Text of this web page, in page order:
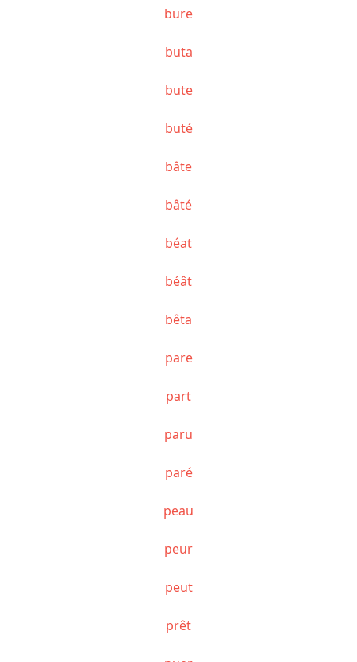
bure
buta
bute
buté
bâte
bâté
béat
béât
bêta
pare
part
paru
paré
peau
peur
peut
prêt